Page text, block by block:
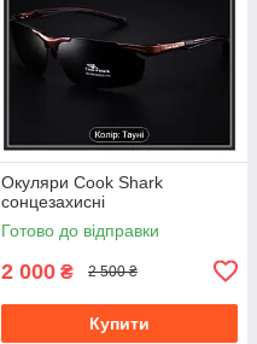
Окуляри Cook Shark
сонцезахисні
Готово до відправки
2 000 ₴ 2 500 ₴
Купити